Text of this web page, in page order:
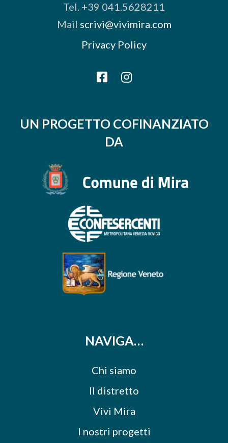
Tel. +39 041.5628211
Mail scrivi@vivimira.com
Privacy Policy
UN PROGETTO COFINANZIATO
DA
NAVIGA…
Chi siamo
Il distretto
Vivi Mira
I nostri progetti